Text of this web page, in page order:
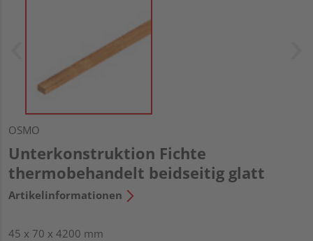
OSMO
Unterkonstruktion Fichte
thermobehandelt beidseitig glatt
Artikelinformationen
45 x 70 x 4200 mm